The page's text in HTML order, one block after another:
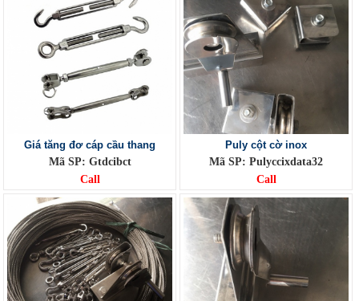
Giá tăng đơ cáp cầu thang
Mã SP: Gtdcibct
Call
Puly cột cờ inox
Mã SP: Pulyccixdata32
Call